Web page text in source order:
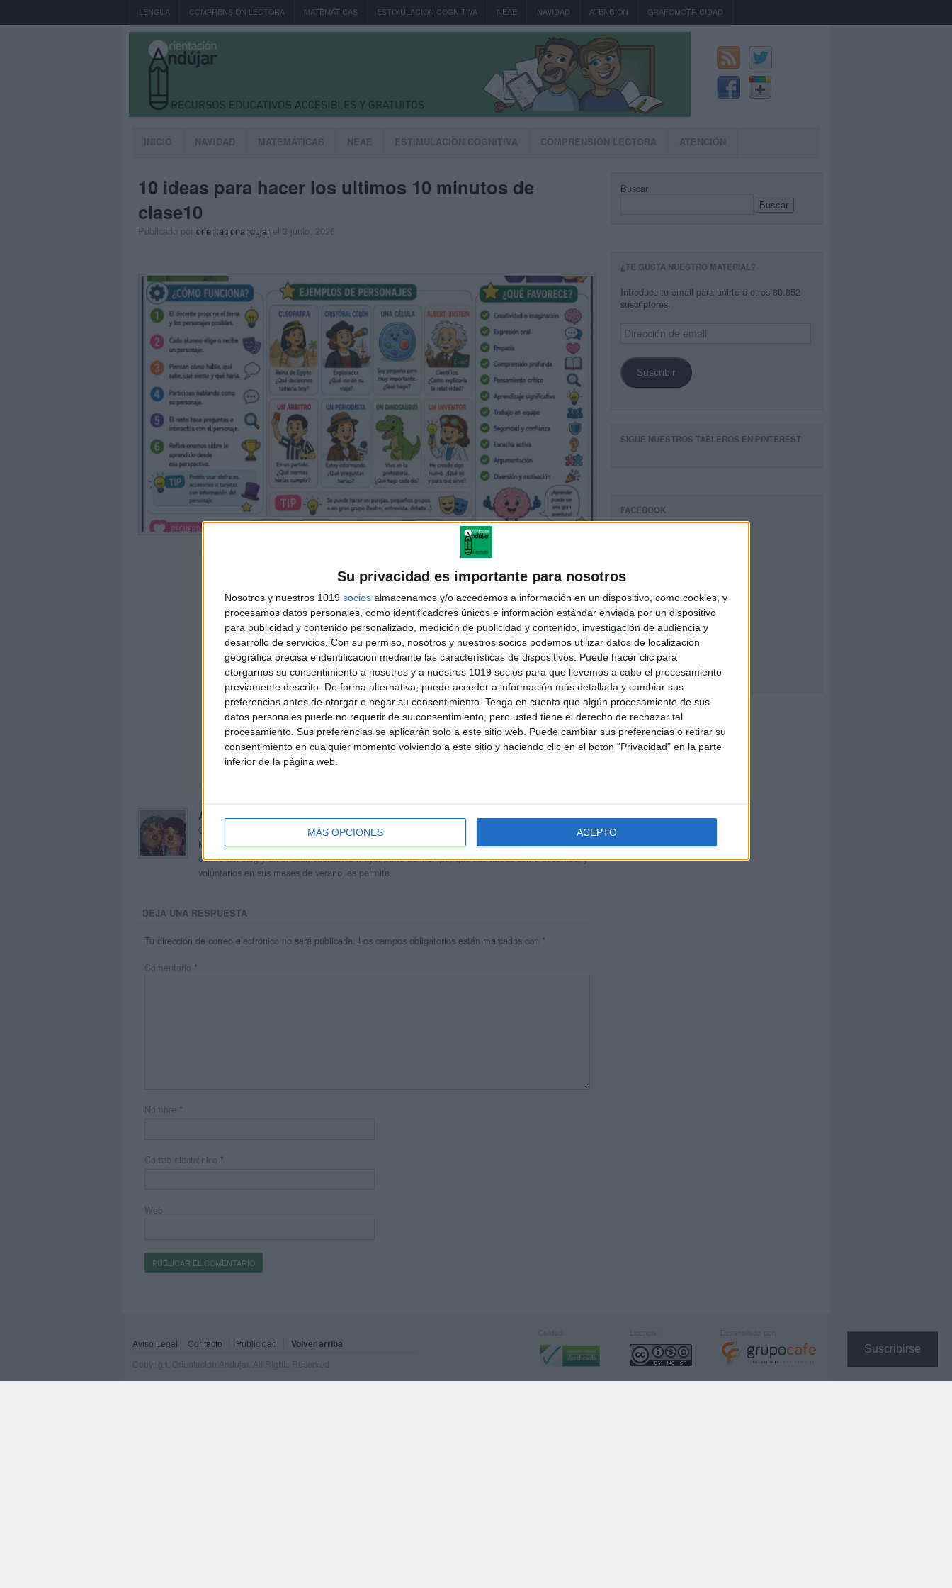
Su privacidad es importante para nosotros
Nosotros y nuestros 1019 socios almacenamos y/o accedemos a información en un dispositivo, como cookies, y
procesamos datos personales, como identificadores únicos e información estándar enviada por un dispositivo
para publicidad y contenido personalizado, medición de publicidad y contenido, investigación de audiencia y
desarrollo de servicios. Con su permiso, nosotros y nuestros socios podemos utilizar datos de localización
geográfica precisa e identificación mediante las características de dispositivos. Puede hacer clic para
otorgarnos su consentimiento a nosotros y a nuestros 1019 socios para que llevemos a cabo el procesamiento
previamente descrito. De forma alternativa, puede acceder a información más detallada y cambiar sus
preferencias antes de otorgar o negar su consentimiento. Tenga en cuenta que algún procesamiento de sus
datos personales puede no requerir de su consentimiento, pero usted tiene el derecho de rechazar tal
procesamiento. Sus preferencias se aplicarán solo a este sitio web. Puede cambiar sus preferencias o retirar su
consentimiento en cualquier momento volviendo a este sitio y haciendo clic en el botón "Privacidad" en la parte
inferior de la página web.
MÁS OPCIONES ACEPTO
Suscribirse
LENGUA COMPRENSIÓN LECTORA MATEMÁTICAS ESTIMULACION COGNITIVA NEAE NAVIDAD ATENCIÓN GRAFOMOTRICIDAD
INICIO NAVIDAD MATEMÁTICAS NEAE ESTIMULACION COGNITIVA COMPRENSIÓN LECTORA ATENCIÓN
10 ideas para hacer los ultimos 10 minutos de
clase10
Publicado por orientacionandujar el 3 junio, 2026
Acerca de orientacionandujar
Orientación Andújar no es solo un blog, es la apuesta personal de dos profesores Ginés y
Maribel, que además de ser pareja, son los encargados de los contenidos que encontramos
dentro del blog y en el cual, vuelcan la mayor parte del tiempo, que sus tareas como docentes, y
voluntarios en sus meses de verano les permite.
DEJA UNA RESPUESTA
Tu dirección de correo electrónico no será publicada. Los campos obligatorios están marcados con *
Comentario *
Nombre *
Correo electrónico *
Web
Buscar
Buscar
¿TE GUSTA NUESTRO MATERIAL?
Introduce tu email para unirte a otros 80.852
suscriptores.
Dirección
de
Suscribir
SIGUE NUESTROS TABLEROS EN PINTEREST
FACEBOOK
Aviso Legal Contacto Publicidad Volver arriba